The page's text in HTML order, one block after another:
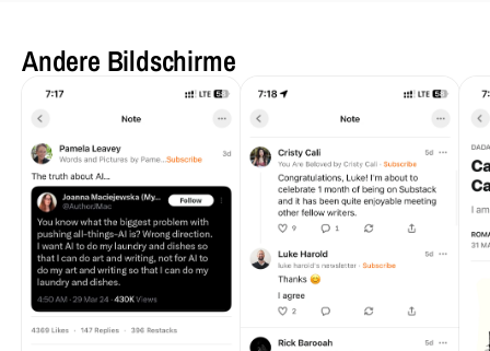
Andere Bildschirme